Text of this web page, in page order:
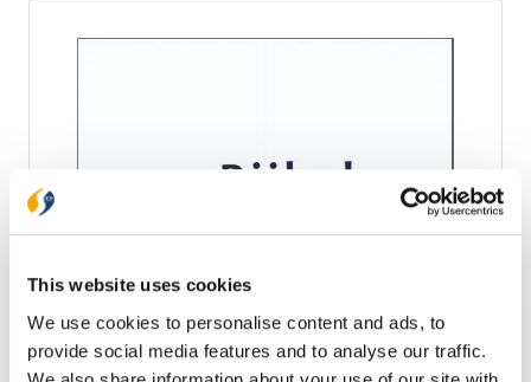
This website uses cookies
We use cookies to personalise content and ads, to
provide social media features and to analyse our traffic.
Jongbloed